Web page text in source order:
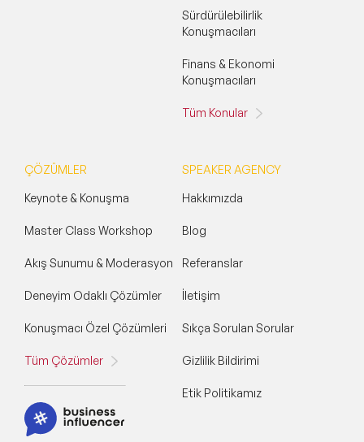
Sürdürülebilirlik
Konuşmacıları
Finans & Ekonomi
Konuşmacıları
Tüm Konular
ÇÖZÜMLER
Keynote & Konuşma
Master Class Workshop
Akış Sunumu & Moderasyon
Deneyim Odaklı Çözümler
Konuşmacı Özel Çözümleri
Tüm Çözümler
SPEAKER AGENCY
Hakkımızda
Blog
Referanslar
İletişim
Sıkça Sorulan Sorular
Gizlilik Bildirimi
Etik Politikamız